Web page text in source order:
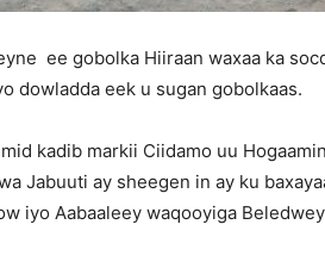
ee gobolka Hiiraan waxaa ka
dowladda eek u sugan gobolkaas.
kadib markii Ciidamo uu
Jabuuti ay sheegen in ay ku
iyo Aabaaleey waqooyiga